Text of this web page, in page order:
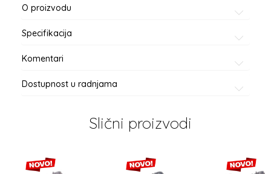
O proizvodu
Specifikacija
Komentari
Dostupnost u radnjama
Slični proizvodi